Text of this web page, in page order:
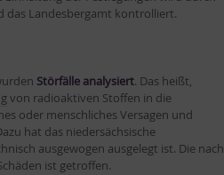
das Landesbergamt kontrolliert.
Störfälle analysiert. Das heißt,
von radioaktiven Stoffen in die
oder menschliches Versagen und
hat das niedersächsische
ausgewogen ausgelegt ist. Die nach
ist getroffen.